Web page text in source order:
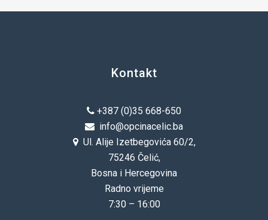
Kontakt
+387 (0)35 668-650
info@opcinacelic.ba
Ul. Alije Izetbegovića 60/2,
75246 Čelić,
Bosna i Hercegovina
Radno vrijeme
7:30 – 16:00